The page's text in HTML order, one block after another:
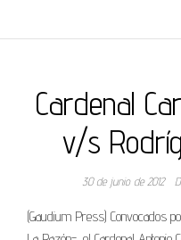
Cardenal
v/s
30 de junio de 2012
(Gaudium Press) Convocados